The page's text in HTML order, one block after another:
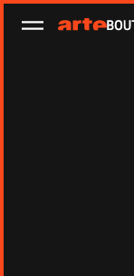
Ouvrir le menu